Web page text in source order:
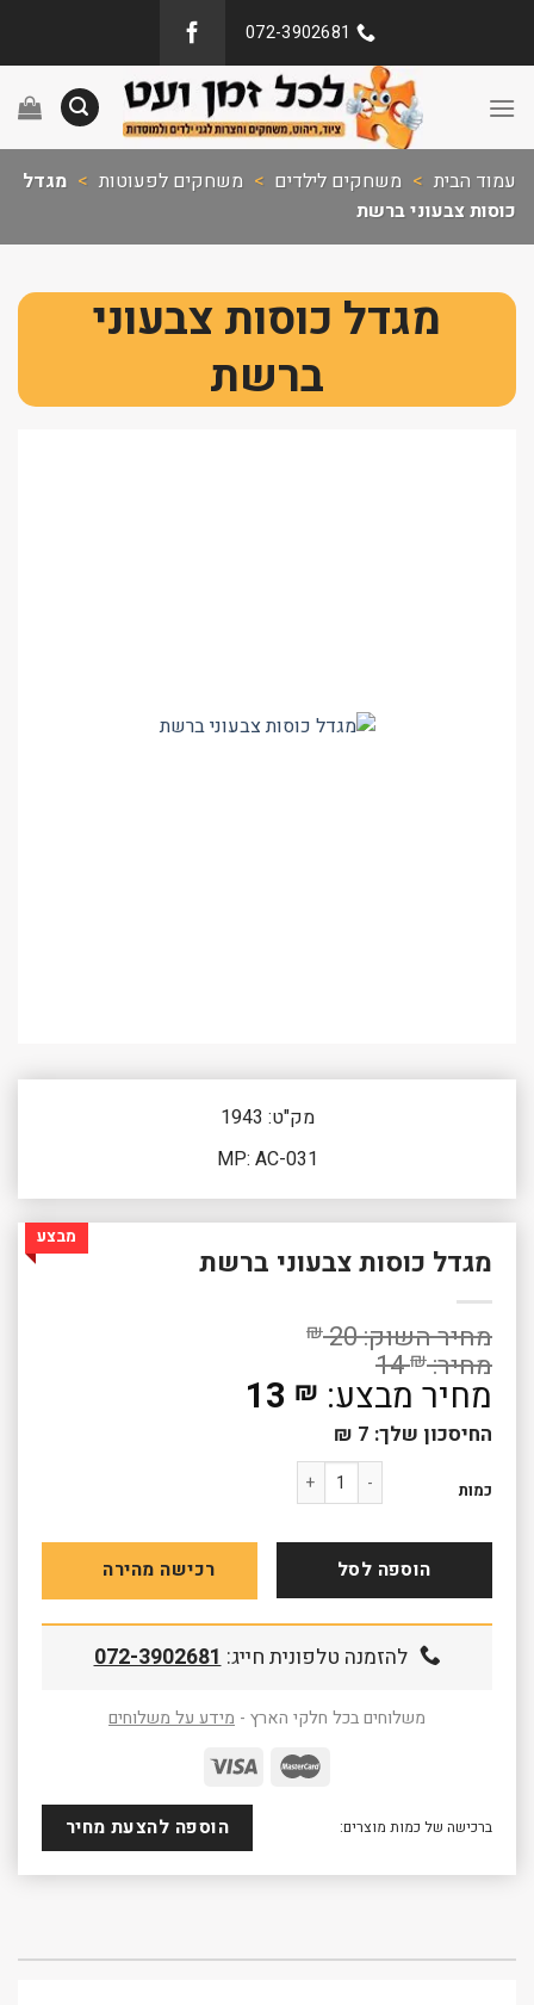
072-3902681
עמוד הבית > משחקים לילדים > משחקים לפעוטות > מגדל
כוסות צבעוני ברשת
מגדל כוסות צבעוני
ברשת
מק"ט: 1943
MP: AC-031
מבצע
מגדל כוסות צבעוני ברשת
20
₪
14₪
המחיר
המקורי
היה:
14 ₪.
13 ₪
המחיר
הנוכחי
הוא:
החיסכון שלך: ₪
כמות
כמות של מגדל כוסות צבעוני ברשת
הוספה לסל רכישה מהירה
להזמנה טלפונית חייג: 072-3902681
משלוחים בכל חלקי הארץ - מידע על משלוחים
ברכישה של כמות מוצרים: הוספה להצעת מחיר